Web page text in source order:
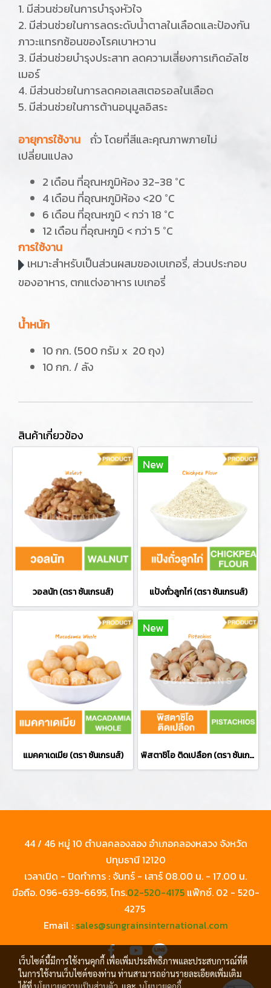
1. มีส่วนช่วยในการบำรุงหัวใจ
2. มีส่วนช่วยในการลดระดับน้ำตาลในเลือดและป้องกัน
ภาวะแทรกซ้อนของโรคเบาหวาน
3. มีส่วนช่วยบำรุงประสาท ลดความเสี่ยงการเกิดอัลไซ
เมอร์
4. มีส่วนช่วยในการลดคอเลสเตอรอลในเลือด
5. มีส่วนช่วยในการต้านอนุมูลอิสระ
อายุการใช้งาน ถั่ว โดยที่สีและคุณภาพภายไม่
เปลี่ยนแปลง
2 เดือน ที่อุณหภูมิห้อง 32-38 °C
4 เดือน ที่อุณหภูมิห้อง <20 °C
6 เดือน ที่อุณหภูมิ < กว่า 18 °C
12 เดือน ที่อุณหภูมิ < กว่า 5 °C
การใช้งาน
เหมาะสำหรับเป็นส่วนผสมของเบเกอรี่, ส่วนประกอบ
ของอาหาร, ตกแต่งอาหาร เบเกอรี่
น้ำหนัก
10 กก. (500 กรัม x 20 ถุง)
10 กก. / ลัง
สินค้าเกี่ยวข้อง
วอลนัท (ตรา ซันเกรนส์)
New
แป้งถั่วลูกไก่ (ตรา ซันเกรนส์)
แมคคาเดเมีย (ตรา ซันเกรนส์)
New
พิสตาชิโอ ติดเปลือก (ตรา ซันเกรนส์)
44 / 46 หมู่ 10 ตำบลคลองสอง อำเภอคลองหลวง จังหวัด
ปทุมธานี 12120
เวลาเปิด - ปิดทำการ : จันทร์ - เสาร์ 08.00 น. - 17.00 น.
มือถือ. 096-639-6695, โทร.02-520-4175แฟ๊กซ์. 02 - 520-
4275
Email : sales@sungrainsinternational.com
เว็บไซต์นี้มีการใช้งานคุกกี้ เพื่อเพิ่มประสิทธิภาพและประสบการณ์ที่ดี
ในการใช้งานเว็บไซต์ของท่าน ท่านสามารถอ่านรายละเอียดเพิ่มเติม